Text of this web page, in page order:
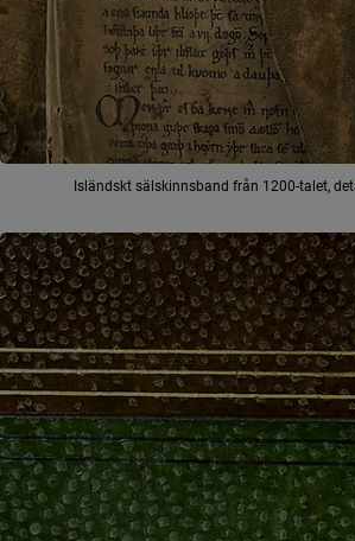
Isländskt sälskinnsband från 1200-talet,